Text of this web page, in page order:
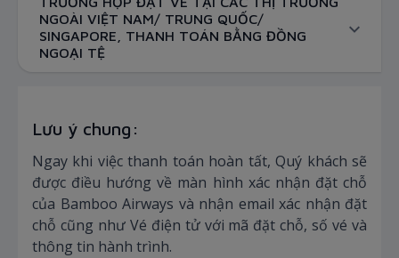
NGOÀI VIỆT NAM/ TRUNG QUỐC/
SINGAPORE, THANH TOÁN BẰNG ĐỒNG
NGOẠI TỆ
Lưu ý chung:
Ngay khi việc thanh toán hoàn tất, Quý khách sẽ
được điều hướng về màn hình xác nhận đặt chỗ
của Bamboo Airways và nhận email xác nhận đặt
chỗ cũng như Vé điện tử với mã đặt chỗ, số vé và
thông tin hành trình.